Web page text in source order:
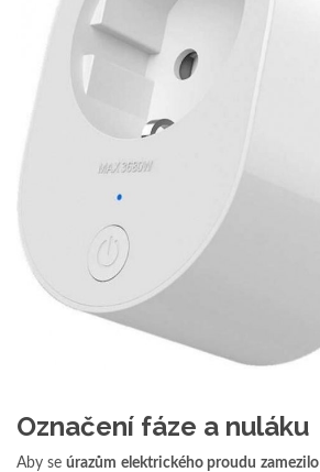
Označení fáze a nuláku
Aby se úrazům elektrického proudu zamezilo